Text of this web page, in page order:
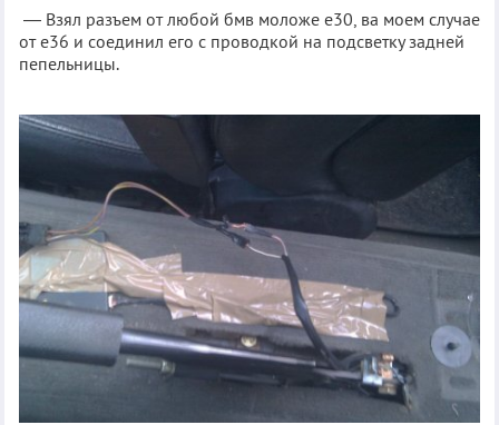
— Взял разъем от любой бмв моложе е30, ва моем случае
от е36 и соединил его с проводкой на подсветку задней
пепельницы.